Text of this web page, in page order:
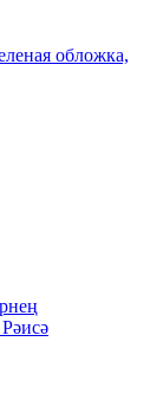
обложка,